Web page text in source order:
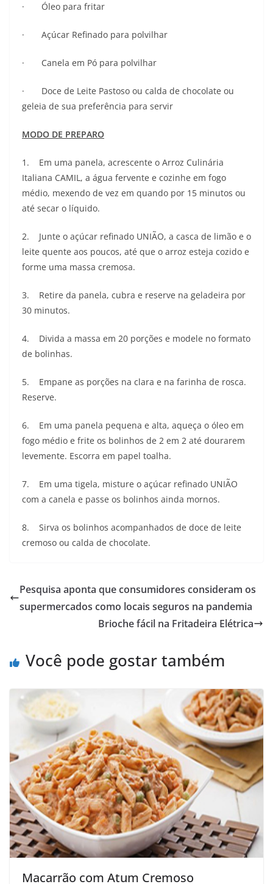
· Óleo para fritar
· Açúcar Refinado para polvilhar
· Canela em Pó para polvilhar
· Doce de Leite Pastoso ou calda de chocolate ou
geleia de sua preferência para servir
MODO DE PREPARO
1. Em uma panela, acrescente o Arroz Culinária
Italiana CAMIL, a água fervente e cozinhe em fogo
médio, mexendo de vez em quando por 15 minutos ou
até secar o líquido.
2. Junte o açúcar refinado UNIÃO, a casca de limão e o
leite quente aos poucos, até que o arroz esteja cozido e
forme uma massa cremosa.
3. Retire da panela, cubra e reserve na geladeira por
30 minutos.
4. Divida a massa em 20 porções e modele no formato
de bolinhas.
5. Empane as porções na clara e na farinha de rosca.
Reserve.
6. Em uma panela pequena e alta, aqueça o óleo em
fogo médio e frite os bolinhos de 2 em 2 até dourarem
levemente. Escorra em papel toalha.
7. Em uma tigela, misture o açúcar refinado UNIÃO
com a canela e passe os bolinhos ainda mornos.
8. Sirva os bolinhos acompanhados de doce de leite
cremoso ou calda de chocolate.
Pesquisa aponta que consumidores consideram os
supermercados como locais seguros na pandemia
Brioche fácil na Fritadeira Elétrica
Você pode gostar também
Macarrão com Atum Cremoso